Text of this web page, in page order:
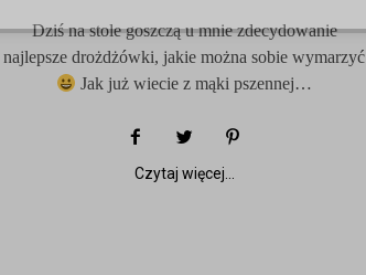
Dziś na stole goszczą u mnie zdecydowanie
najlepsze drożdżówki, jakie można sobie wymarzyć
Jak już wiecie z mąki pszennej…
Czytaj więcej...